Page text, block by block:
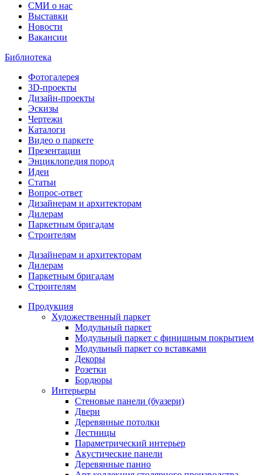
СМИ о нас
Выставки
Новости
Вакансии
Библиотека
Фотогалерея
3D-проекты
Дизайн-проекты
Эскизы
Чертежи
Каталоги
Видео о паркете
Презентации
Энциклопедия пород
Идеи
Статьи
Вопрос-ответ
Дизайнерам и архитекторам
Дилерам
Паркетным бригадам
Строителям
Дизайнерам и архитекторам
Дилерам
Паркетным бригадам
Строителям
Продукция
Художественный паркет
Модульный паркет
Модульный паркет с финишным покрытием
Модульный паркет со вставками
Декоры
Розетки
Бордюры
Интерьеры
Стеновые панели (буазери)
Двери
Деревянные потолки
Лестницы
Параметрический интерьер
Акустические панели
Деревянные панно